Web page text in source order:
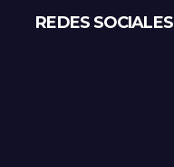
REDES SOCIALES